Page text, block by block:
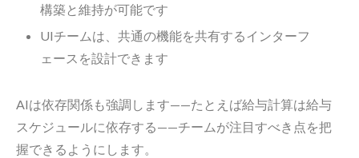
構築と維持が可能です
UIチームは、共通の機能を共有するインターフ
ェースを設計できます
AIは依存関係も強調します——たとえば給与計算は給与
スケジュールに依存する——チームが注目すべき点を把
握できるようにします。